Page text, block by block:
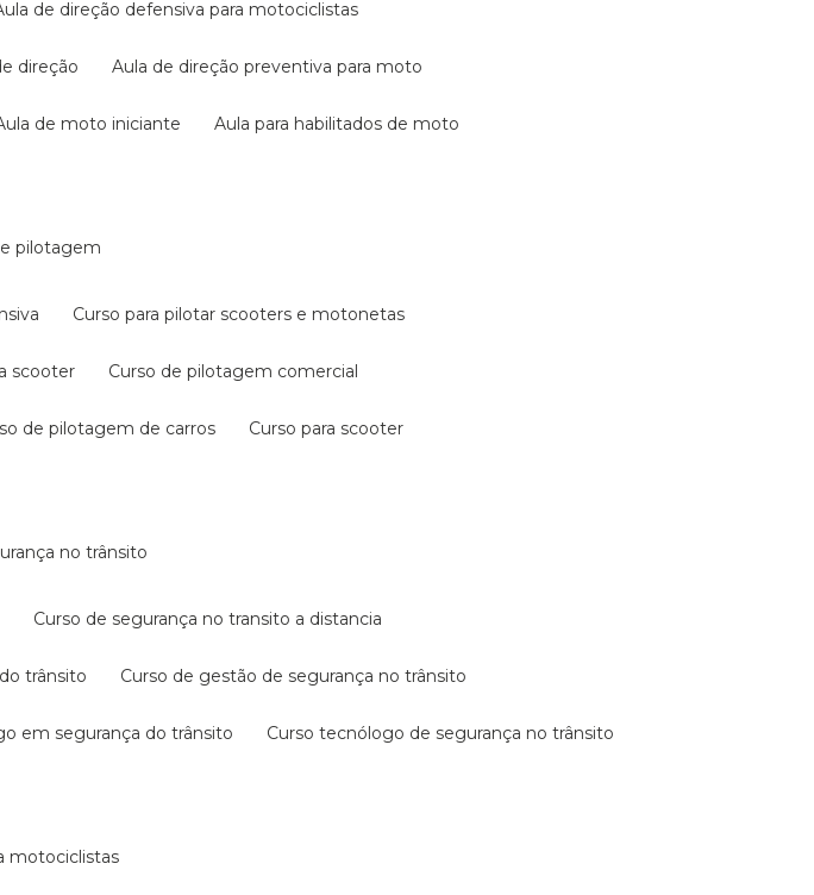
aula de direção defensiva para motociclistas
direção aula de direção preventiva para moto
aula de moto iniciante aula para habilitados de moto
pilotagem
curso para pilotar scooters e motonetas
scooter curso de pilotagem comercial
de pilotagem de carros curso para scooter
no trânsito
curso de segurança no transito a distancia
trânsito curso de gestão de segurança no trânsito
em segurança do trânsito curso tecnólogo de segurança no trânsito
motociclistas